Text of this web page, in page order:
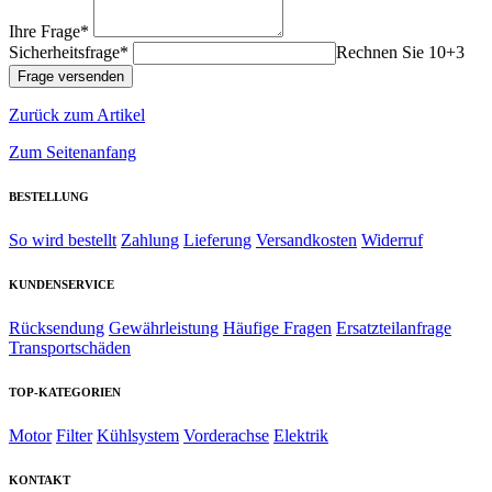
Ihre Frage*
Sicherheitsfrage*
Rechnen Sie 10+3
Zurück zum Artikel
Zum Seitenanfang
BESTELLUNG
So wird bestellt Zahlung Lieferung Versandkosten Widerruf
KUNDENSERVICE
Rücksendung Gewährleistung Häufige Fragen Ersatzteilanfrage
Transportschäden
TOP-KATEGORIEN
Motor Filter Kühlsystem Vorderachse Elektrik
KONTAKT